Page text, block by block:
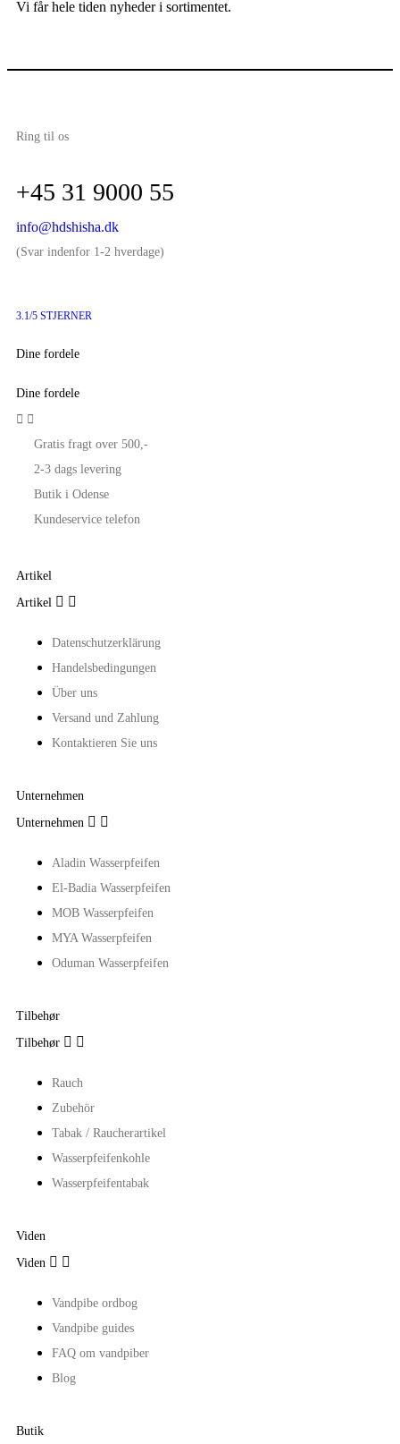
Vi får hele tiden nyheder i sortimentet.
Ring til os
+45 31 9000 55
info@hdshisha.dk
(Svar indenfor 1-2 hverdage)
3.1/5 STJERNER
Dine fordele
Dine fordele
 
Gratis fragt over 500,-
2-3 dags levering
Butik i Odense
Kundeservice telefon
Artikel
Artikel  
Datenschutzerklärung
Handelsbedingungen
Über uns
Versand und Zahlung
Kontaktieren Sie uns
Unternehmen
Unternehmen  
Aladin Wasserpfeifen
El-Badia Wasserpfeifen
MOB Wasserpfeifen
MYA Wasserpfeifen
Oduman Wasserpfeifen
Tilbehør
Tilbehør  
Rauch
Zubehör
Tabak / Raucherartikel
Wasserpfeifenkohle
Wasserpfeifentabak
Viden
Viden  
Vandpibe ordbog
Vandpibe guides
FAQ om vandpiber
Blog
Butik